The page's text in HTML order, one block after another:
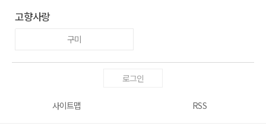
고향사랑
구미
로그인
사이트맵 RSS